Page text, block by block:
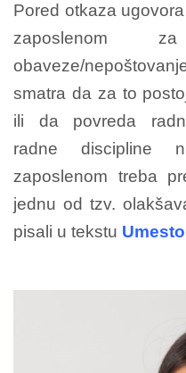
Pored otkaza
zaposlenom
obaveze/
smatra da za to
ili da povreda
radne discipline
zaposlenom treba
jednu od tzv.
pisali u tekstu